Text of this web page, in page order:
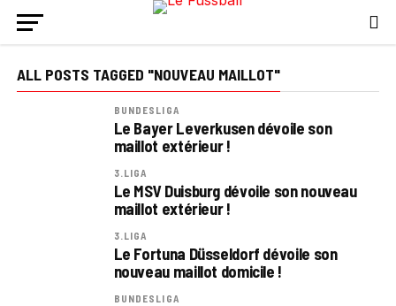
ALL POSTS TAGGED "NOUVEAU MAILLOT"
BUNDESLIGA
Le Bayer Leverkusen dévoile son
maillot extérieur !
3.LIGA
Le MSV Duisburg dévoile son nouveau
maillot extérieur !
3.LIGA
Le Fortuna Düsseldorf dévoile son
nouveau maillot domicile !
BUNDESLIGA